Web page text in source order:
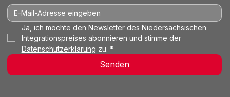
Ja, ich möchte den Newsletter des Niedersächsischen
Integrationspreises abonnieren und stimme der
Datenschutzerklärung zu. *
Senden